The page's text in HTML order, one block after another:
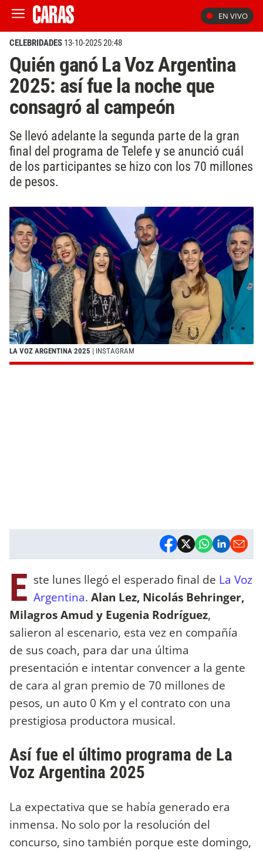
EN VIVO
CELEBRIDADES 13-10-2025 20:48
Quién ganó La Voz Argentina
2025: así fue la noche que
consagró al campeón
Se llevó adelante la segunda parte de la gran
final del programa de Telefe y se anunció cuál
de los participantes se hizo con los 70 millones
de pesos.
LA VOZ ARGENTINA 2025 | INSTAGRAM
E ste lunes llegó el esperado final de La Voz
Argentina. Alan Lez, Nicolás Behringer,
Milagros Amud y Eugenia Rodríguez,
salieron al escenario, esta vez en compañía
de sus coach, para dar una última
presentación e intentar convencer a la gente
de cara al gran premio de 70 millones de
pesos, un auto 0 Km y el contrato con una
prestigiosa productora musical.
Así fue el último programa de La
Voz Argentina 2025
La expectativa que se había generado era
inmensa. No solo por la resolución del
concurso, sino también porque este domingo,